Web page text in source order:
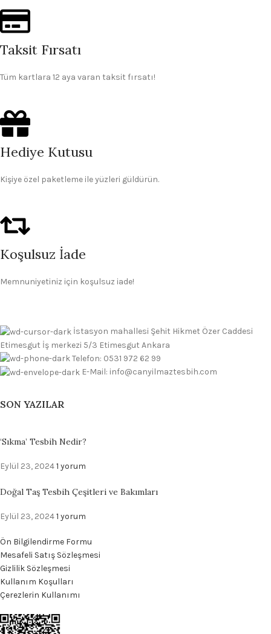
Taksit Fırsatı
Tüm kartlara 12 aya varan taksit fırsatı!
Hediye Kutusu
Kişiye özel paketleme ile yüzleri güldürün.
Koşulsuz İade
Memnuniyetiniz için koşulsuz iade!
İstasyon mahallesi Şehit Hikmet Özer Caddesi
Etimesgut İş merkezi 5/3 Etimesgut Ankara
Telefon: 0531 972 62 99
E-Mail: info@canyilmaztesbih.com
SON YAZILAR
‘Sıkma’ Tesbih Nedir?
Eylül 23, 20241 yorum
Doğal Taş Tesbih Çeşitleri ve Bakımları
Eylül 23, 20241 yorum
Ön Bilgilendirme Formu
Mesafeli Satış Sözleşmesi
Gizlilik Sözleşmesi
Kullanım Koşulları
Çerezlerin Kullanımı